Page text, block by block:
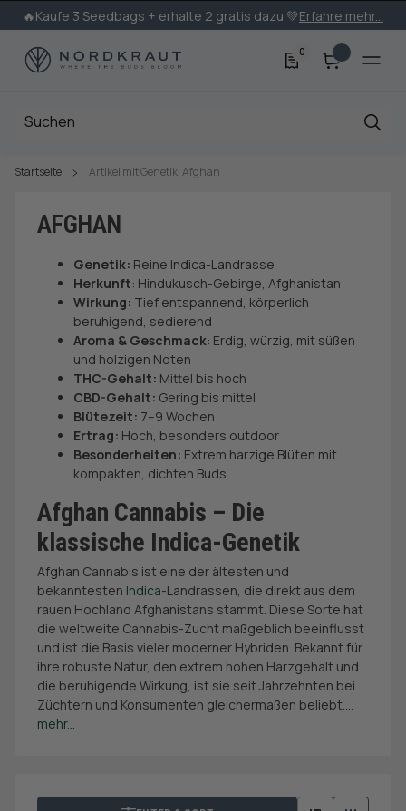
🔥Kaufe 3 Seedbags + erhalte 2 gratis dazu 💚Erfahre mehr...
0
Startseite Artikel mit Genetik: Afghan
AFGHAN
Genetik: Reine Indica-Landrasse
Herkunft: Hindukusch-Gebirge, Afghanistan
Wirkung: Tief entspannend, körperlich
beruhigend, sedierend
Aroma & Geschmack: Erdig, würzig, mit süßen
und holzigen Noten
THC-Gehalt: Mittel bis hoch
CBD-Gehalt: Gering bis mittel
Blütezeit: 7–9 Wochen
Ertrag: Hoch, besonders outdoor
Besonderheiten: Extrem harzige Blüten mit
kompakten, dichten Buds
Afghan Cannabis – Die
klassische Indica-Genetik
Afghan Cannabis ist eine der ältesten und
bekanntesten Indica-Landrassen, die direkt aus dem
rauen Hochland Afghanistans stammt. Diese Sorte hat
die weltweite Cannabis-Zucht maßgeblich beeinflusst
und ist die Basis vieler moderner Hybriden. Bekannt für
ihre robuste Natur, den extrem hohen Harzgehalt und
die beruhigende Wirkung, ist sie seit Jahrzehnten bei
Züchtern und Konsumenten gleichermaßen beliebt....
mehr...